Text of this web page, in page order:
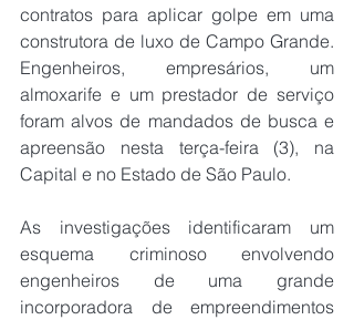
contratos para aplicar golpe em uma
construtora de luxo de Campo Grande.
Engenheiros, empresários, um
almoxarife e um prestador de serviço
foram alvos de mandados de busca e
apreensão nesta terça-feira (3), na
Capital e no Estado de São Paulo.
As investigações identificaram um
esquema criminoso envolvendo
engenheiros de uma grande
incorporadora de empreendimentos